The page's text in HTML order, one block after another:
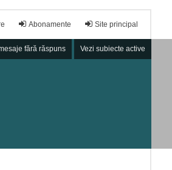
Site principal
Abonamente
fără răspuns Vezi subiecte active